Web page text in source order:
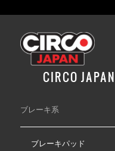
CIRCO JAPAN
ブレーキ系
ブレーキパッド